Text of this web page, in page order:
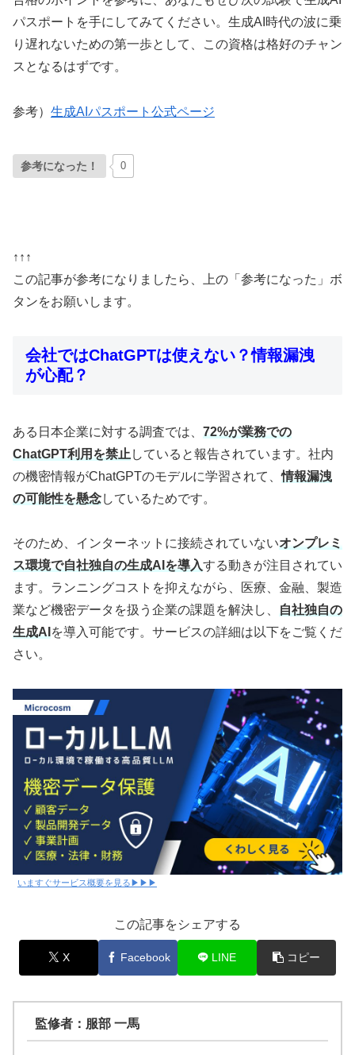
パスポートを手にしてみてください。生成AI時代の波に乗
り遅れないための第一歩として、この資格は格好のチャン
スとなるはずです。
参考） 生成AIパスポート公式ページ
参考になった！ 0
↑↑↑
この記事が参考になりましたら、上の「参考になった」ボ
タンをお願いします。
会社ではChatGPTは使えない？情報漏洩
が心配？
ある日本企業に対する調査では、 72%が業務での
ChatGPT利用を禁止 していると報告されています。社内
の機密情報がChatGPTのモデルに学習されて、情報漏洩
の可能性を懸念しているためです。
そのため、インターネットに接続されていないオンプレミ
ス環境で自社独自の生成AIを導入する動きが注目されてい
ます。ランニングコストを抑えながら、医療、金融、製造
業など機密データを扱う企業の課題を解決し、
自社独自の
生成AI を導入可能です。サービスの詳細は以下をご覧くだ
さい。
いますぐサービス概要を見る▶▶▶
この記事をシェアする
X Facebook LINE コピー
監修者：服部 一馬